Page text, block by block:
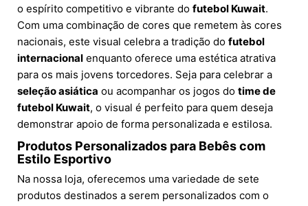
o espírito competitivo e vibrante do futebol Kuwait.
Com uma combinação de cores que remetem às cores
nacionais, este visual celebra a tradição do futebol
internacional enquanto oferece uma estética atrativa
para os mais jovens torcedores. Seja para celebrar a
seleção asiática ou acompanhar os jogos do time de
futebol Kuwait, o visual é perfeito para quem deseja
demonstrar apoio de forma personalizada e estilosa.
Produtos Personalizados para Bebês com
Estilo Esportivo
Na nossa loja, oferecemos uma variedade de sete
produtos destinados a serem personalizados com o